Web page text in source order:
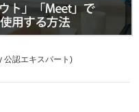
公認エキスパート)